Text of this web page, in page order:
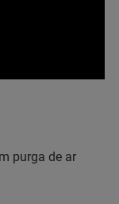
purga de ar